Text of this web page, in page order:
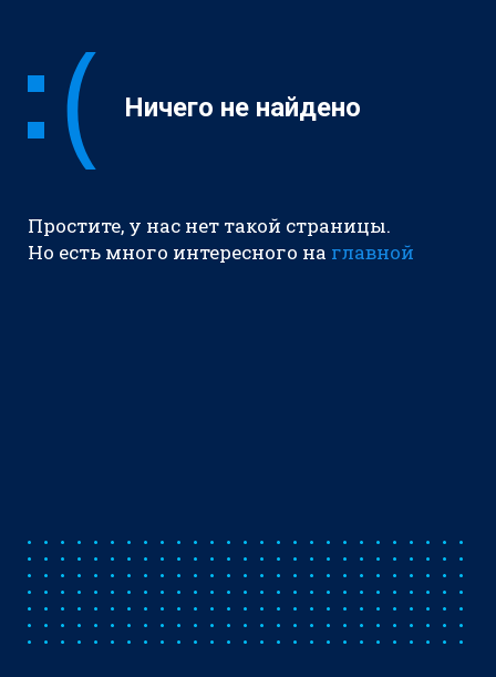
Ничего не найдено
Простите, у нас нет такой страницы.
Но есть много интересного на главной